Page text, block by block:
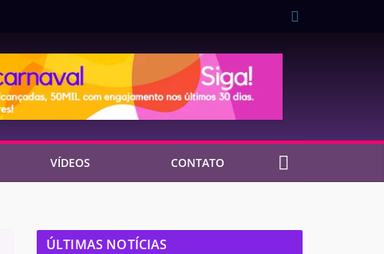
VÍDEOS CONTATO
ÚLTIMAS NOTÍCIAS